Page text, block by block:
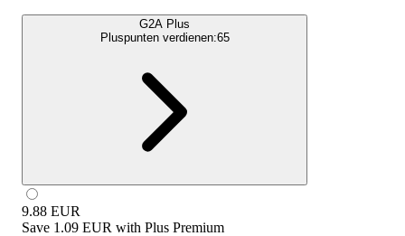
G2A Plus
Pluspunten verdienen:65
9.88 EUR
Save 1.09 EUR with Plus Premium